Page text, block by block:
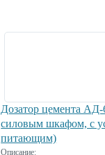
Дозатор цемента
силовым шкафом, с
питающим)
Описание: